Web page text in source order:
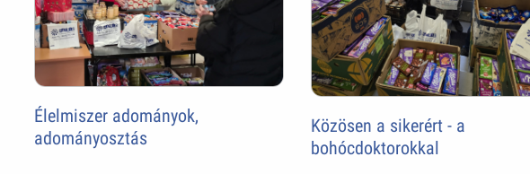
Élelmiszer adományok,
adományosztás
Közösen a sikerért - a
bohócdoktorokkal